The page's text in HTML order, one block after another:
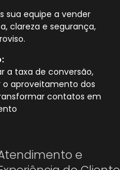
sua equipe a vender
clareza e segurança,
a taxa de conversão,
o aproveitamento dos
contatos em
e